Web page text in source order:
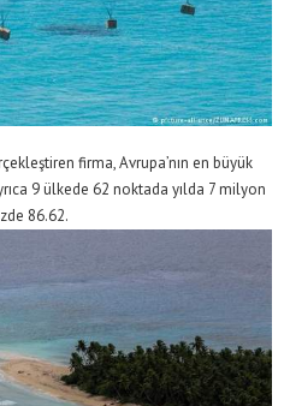
firma, Avrupa’nın en büyük
9 ülkede 62 noktada yılda 7 milyon
86.62.